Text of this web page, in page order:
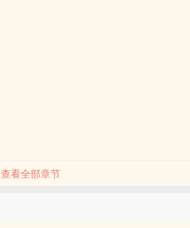
查看全部章节